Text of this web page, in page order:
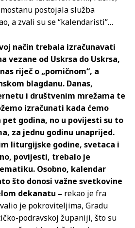
postojala služba
a zvali su se “kalendaristi”…
način trebala izračunavati
vezane od Uskrsa do Uskrsa,
riječ o „pomičnom“, a
blagdanu. Danas,
i društvenim mrežama te
izračunati kada ćemo
pet godina, no u povijesti su to
za jednu godinu unaprijed.
liturgijske godine, svetaca i
povijesti, trebalo je
Osobno, kalendar
što donosi važne svetkovine
dekanatu – rekao je fra
je pokroviteljima, Gradu
podravskoj županiji, što su